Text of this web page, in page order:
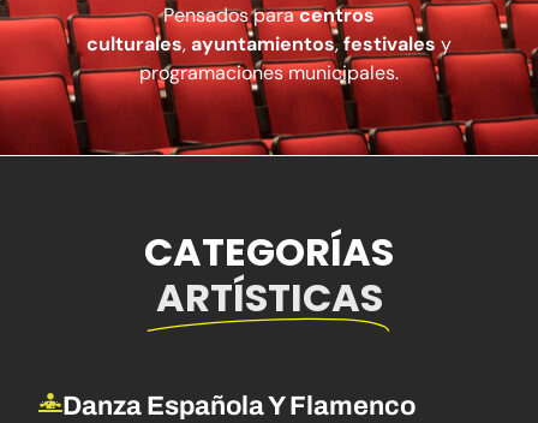
Pensados paracentros
culturales,ayuntamientos,festivales y
programaciones municipales.
CATEGORÍAS
ARTÍSTICAS
Danza Española Y Flamenco